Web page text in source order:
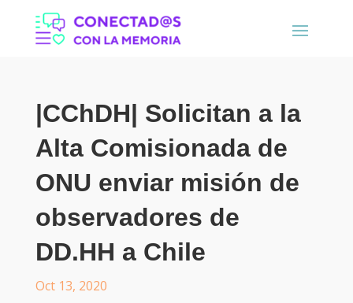
|CChDH| Solicitan a la
Alta Comisionada de
ONU enviar misión de
observadores de
DD.HH a Chile
Oct 13, 2020